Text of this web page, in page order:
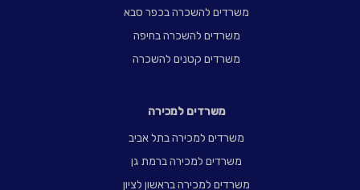
משרדים להשכרה בכפר סבא
משרדים להשכרה בחיפה
משרדים קטנים להשכרה
משרדים למכירה
משרדים למכירה בתל אביב
משרדים למכירה ברמת גן
משרדים למכירה בראשון לציון